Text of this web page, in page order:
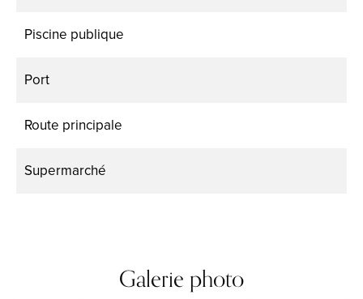
Piscine publique
Port
Route principale
Supermarché
Galerie photo